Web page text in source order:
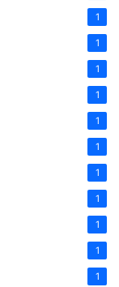
1
1
1
1
1
1
1
1
1
1
1